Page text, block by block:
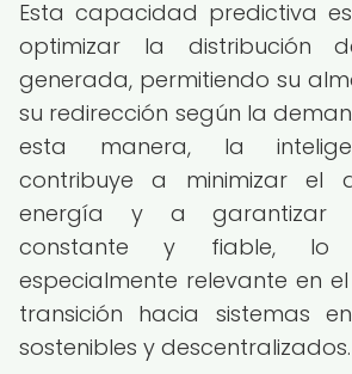
Esta capacidad predictiva
optimizar la distribución
generada, permitiendo su
su redirección según la
esta manera, la
contribuye a minimizar el
energía y a garantizar
constante y fiable, lo
especialmente relevante en
transición hacia sistemas
sostenibles y descentralizados.